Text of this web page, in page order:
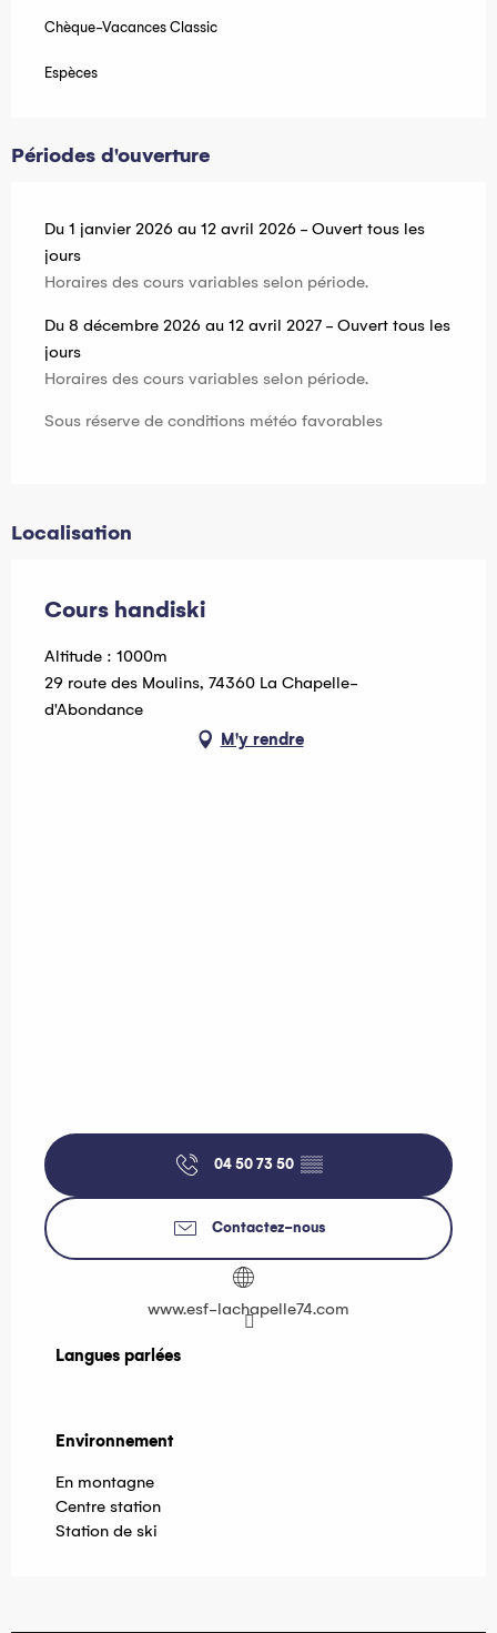
Chèque-Vacances Classic
Espèces
Périodes d'ouverture
Du 1 janvier 2026 au 12 avril 2026 - Ouvert tous les
jours
Horaires des cours variables selon période.
Du 8 décembre 2026 au 12 avril 2027 - Ouvert tous les
jours
Horaires des cours variables selon période.
Sous réserve de conditions météo favorables
Localisation
Cours handiski
Altitude : 1000m
29 route des Moulins, 74360 La Chapelle-
d'Abondance
M'y rendre
04 50 73 50 ▒▒
Contactez-nous
www.esf-lachapelle74.com
Langues parlées
Langues parlées
Environnement
Environnement
En montagne
Centre station
Station de ski